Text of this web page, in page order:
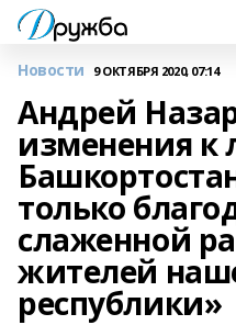
Новости 9 ОКТЯБРЯ 2020, 07:14
Андрей
изменения к
только
слаженной
жителей
республики»